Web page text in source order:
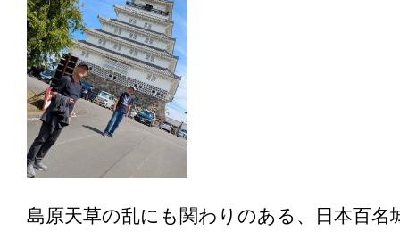
島原天草の乱にも関わりのある、日本百名